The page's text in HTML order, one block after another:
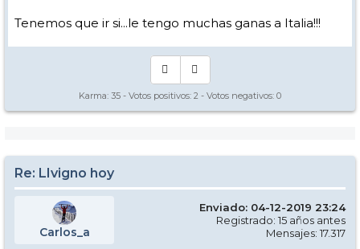
Tenemos que ir si...le tengo muchas ganas a Italia!!!
Karma: 35 - Votos positivos: 2 - Votos negativos: 0
Re: LIvigno hoy
Carlos_a
Enviado: 04-12-2019 23:24
Registrado: 15 años antes
Mensajes: 17.317